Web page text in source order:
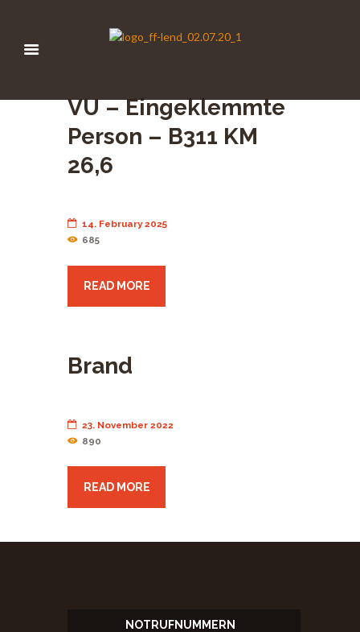
VU – Eingeklemmte
Person – B311 KM
26,6
14. February 2025
685
READ MORE
Brand
23. November 2022
890
READ MORE
NOTRUFNUMMERN